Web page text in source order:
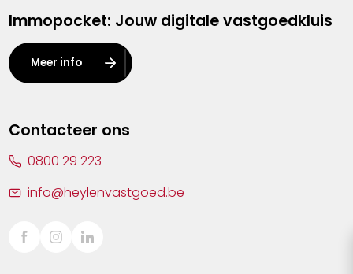
Kalmthout
Leuven
Lier
Sint-Truiden
Immopocket: Jouw digitale vastgoedkluis
Meer info
Contacteer ons
0800 29 223
info@heylenvastgoed.be